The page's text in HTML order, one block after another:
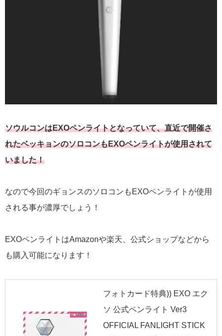
ソウルコンはEXOペンライトとなっていて、直近で開催さ
れたベッキョンのソロコンもEXOペンライトが使用されて
いました！
なので今回のギョンスのソロコンもEXOペンライトが使用
される事が濃厚でしょう！
EXOペンライトはAmazonや楽天、公式ショップなどから
も購入可能になります！
フォトカード特典)) EXO エク
ソ 公式ペンライト Ver3
OFFICIAL FANLIGHT STICK